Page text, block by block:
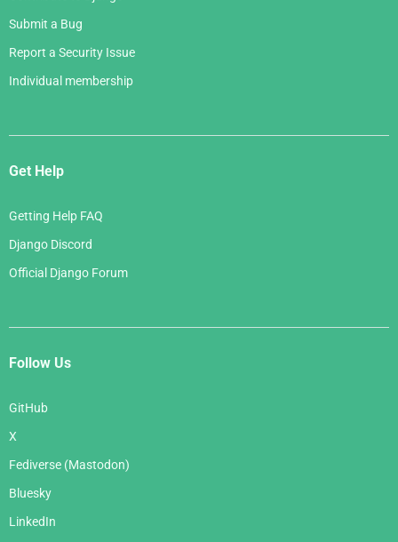
Submit a Bug
Report a Security Issue
Individual membership
Get Help
Getting Help FAQ
Django Discord
Official Django Forum
Follow Us
GitHub
X
Fediverse (Mastodon)
Bluesky
LinkedIn